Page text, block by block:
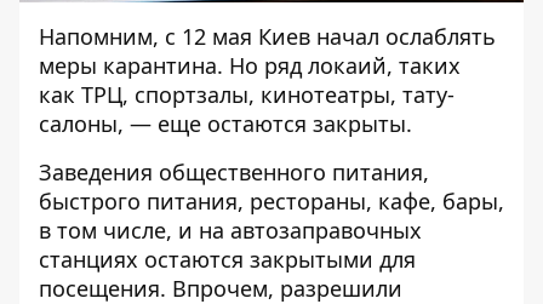
Напомним, с 12 мая Киев начал ослаблять
меры карантина. Но ряд локаий, таких
как ТРЦ, спортзалы, кинотеатры, тату-
салоны, — еще остаются закрыты.
Заведения общественного питания,
быстрого питания, рестораны, кафе, бары,
в том числе, и на автозаправочных
станциях остаются закрытыми для
посещения. Впрочем, разрешили